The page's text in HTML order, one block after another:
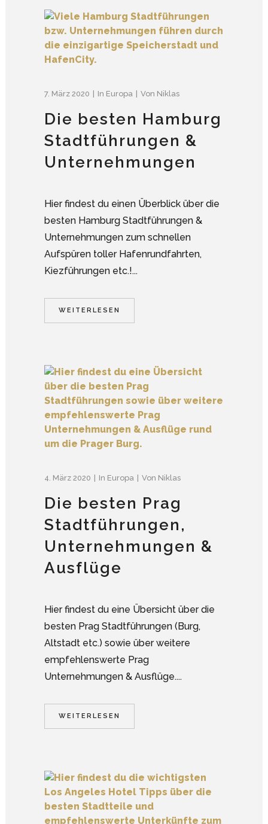
7. März 2020 In Europa Von Niklas
Die besten Hamburg
Stadtführungen &
Unternehmungen
Hier findest du einen Überblick über die
besten Hamburg Stadtführungen &
Unternehmungen zum schnellen
Aufspüren toller Hafenrundfahrten,
Kiezführungen etc.!...
WEITERLESEN
4. März 2020 In Europa Von Niklas
Die besten Prag
Stadtführungen,
Unternehmungen &
Ausflüge
Hier findest du eine Übersicht über die
besten Prag Stadtführungen (Burg,
Altstadt etc.) sowie über weitere
empfehlenswerte Prag
Unternehmungen & Ausflüge....
WEITERLESEN